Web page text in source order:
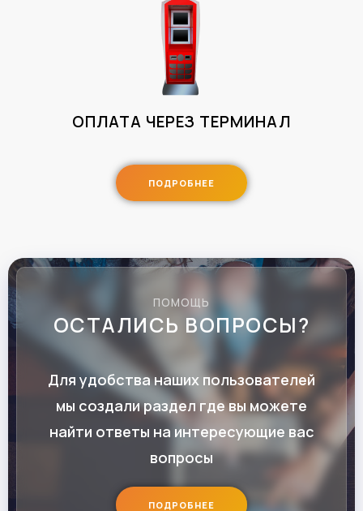
ОПЛАТА ЧЕРЕЗ ТЕРМИНАЛ
ПОДРОБНЕЕ
ПОМОЩЬ
ОСТАЛИСЬ ВОПРОСЫ?
Для удобства наших пользователей
мы создали раздел где вы можете
найти ответы на интересующие вас
вопросы
ПОДРОБНЕЕ